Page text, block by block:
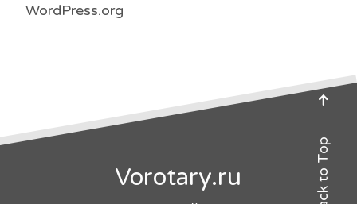
WordPress.org
Vorotary.ru Back to Top